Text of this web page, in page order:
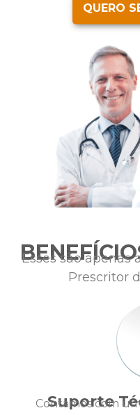
QUERO
Esses são apenas
Prescritor
Suporte
Contamos com